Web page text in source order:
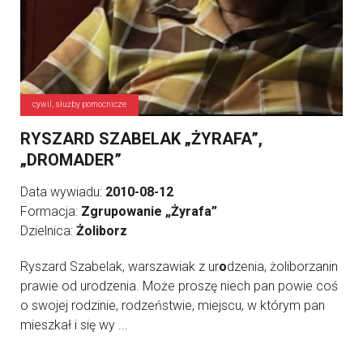
cywil, służby pomocnicze
RYSZARD SZABELAK „ŻYRAFA”,
„DROMADER”
Data wywiadu: 2010-08-12
Formacja: Zgrupowanie „Żyrafa”
Dzielnica: Żoliborz
Ryszard Szabelak, warszawiak z urodzenia, żoliborzanin
prawie od urodzenia. Może proszę niech pan powie coś
o swojej rodzinie, rodzeństwie, miejscu, w którym pan
mieszkał i się wy ...